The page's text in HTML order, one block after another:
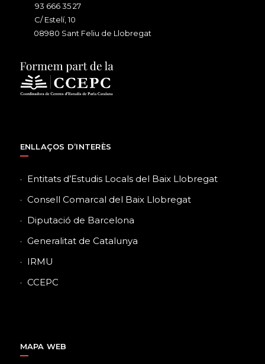
93 666 35 27
C/ Estelí, 10
08980 Sant Feliu de Llobregat
ENLLAÇOS D’INTERÈS
Entitats d’Estudis Locals del Baix Llobregat
Consell Comarcal del Baix Llobregat
Diputació de Barcelona
Generalitat de Catalunya
IRMU
CCEPC
MAPA WEB